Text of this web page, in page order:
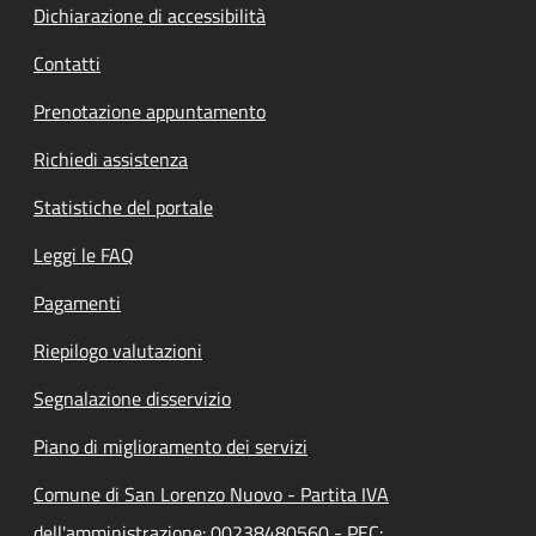
Dichiarazione di accessibilità
Contatti
Prenotazione appuntamento
Richiedi assistenza
Statistiche del portale
Leggi le FAQ
Pagamenti
Riepilogo valutazioni
Segnalazione disservizio
Piano di miglioramento dei servizi
Comune di San Lorenzo Nuovo - Partita IVA